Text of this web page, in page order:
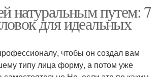
натуральным путем: 7
для идеальных
чтобы он создал вам
типу лица форму, а потом уже